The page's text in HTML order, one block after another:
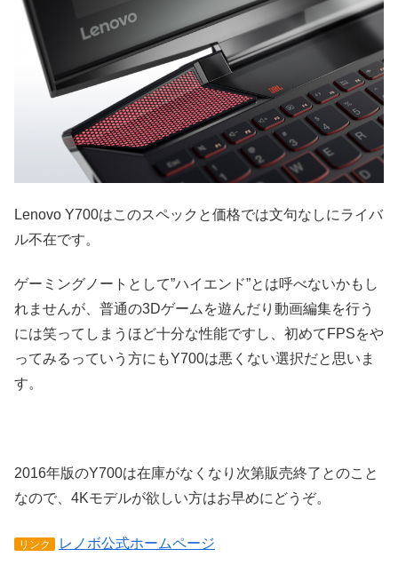
Lenovo Y700はこのスペックと価格では文句なしにライバ
ル不在です。
ゲーミングノートとして”ハイエンド”とは呼べないかもし
れませんが、普通の3Dゲームを遊んだり動画編集を行う
には笑ってしまうほど十分な性能ですし、初めてFPSをや
ってみるっていう方にもY700は悪くない選択だと思いま
す。
2016年版のY700は在庫がなくなり次第販売終了とのこと
なので、4Kモデルが欲しい方はお早めにどうぞ。
リンク レノボ公式ホームページ